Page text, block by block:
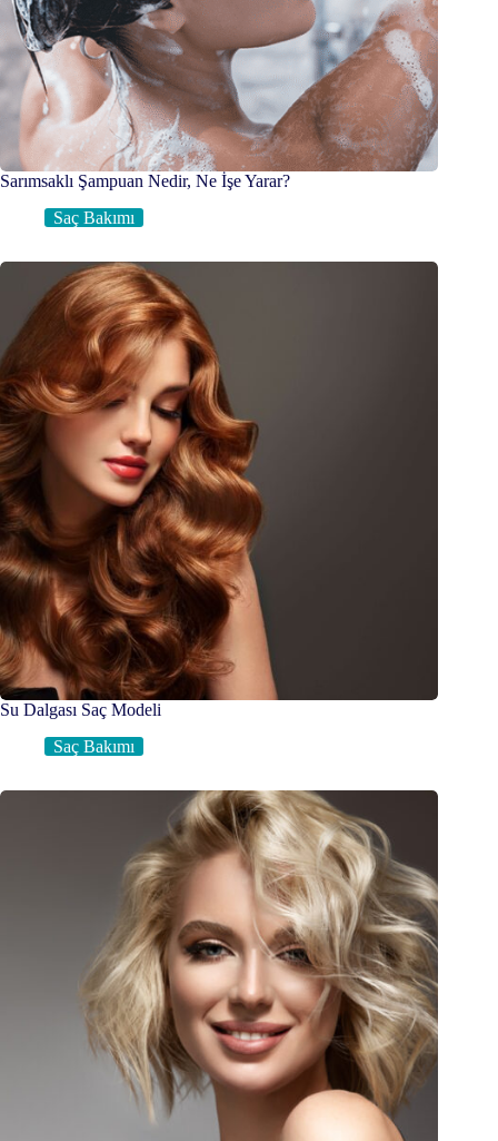
Sarımsaklı Şampuan Nedir, Ne İşe Yarar?
Saç Bakımı
Su Dalgası Saç Modeli
Saç Bakımı